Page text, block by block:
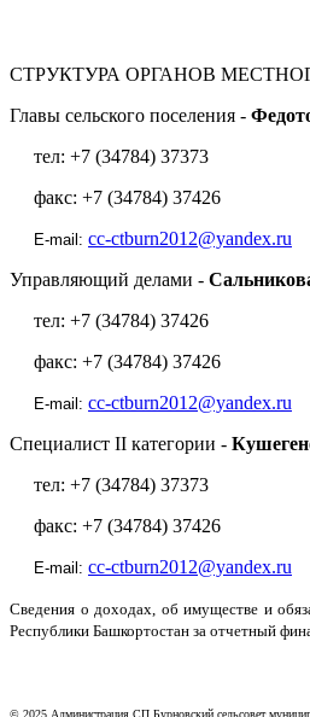
СТРУКТУРА ОРГАНОВ
Главы сельского поселения -
тел: +7 (34784) 37373
факс: +7 (34784) 37426
E-mail: cc-ctburn2012@yandex.ru
Управляющий делами -
тел: +7 (34784) 37426
факс: +7 (34784) 37426
E-mail: cc-ctburn2012@yandex.ru
Специалист II категории -
тел: +7 (34784) 37373
факс: +7 (34784) 37426
E-mail: cc-ctburn2012@yandex.ru
Сведения о доходах, об имуществе и
Республики Башкортостан за отчетный
© 2025 Администрация СП Бурновский сельсовет